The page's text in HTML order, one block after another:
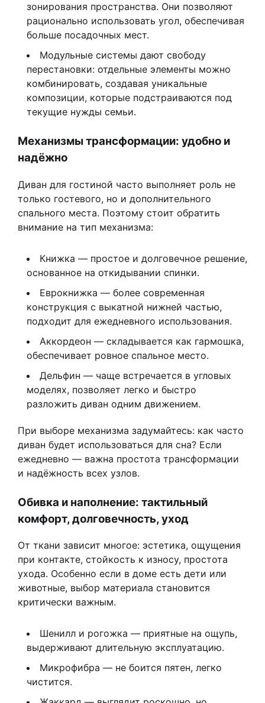
зонирования пространства. Они позволяют
рационально использовать угол, обеспечивая
больше посадочных мест.
Модульные системы дают свободу
перестановки: отдельные элементы можно
комбинировать, создавая уникальные
композиции, которые подстраиваются под
текущие нужды семьи.
Механизмы трансформации: удобно и
надёжно
Диван для гостиной часто выполняет роль не
только гостевого, но и дополнительного
спального места. Поэтому стоит обратить
внимание на тип механизма:
Книжка — простое и долговечное решение,
основанное на откидывании спинки.
Еврокнижка — более современная
конструкция с выкатной нижней частью,
подходит для ежедневного использования.
Аккордеон — складывается как гармошка,
обеспечивает ровное спальное место.
Дельфин — чаще встречается в угловых
моделях, позволяет легко и быстро
разложить диван одним движением.
При выборе механизма задумайтесь: как часто
диван будет использоваться для сна? Если
ежедневно — важна простота трансформации
и надёжность всех узлов.
Обивка и наполнение: тактильный
комфорт, долговечность, уход
От ткани зависит многое: эстетика, ощущения
при контакте, стойкость к износу, простота
ухода. Особенно если в доме есть дети или
животные, выбор материала становится
критически важным.
Шенилл и рогожка — приятные на ощупь,
выдерживают длительную эксплуатацию.
Микрофибра — не боится пятен, легко
чистится.